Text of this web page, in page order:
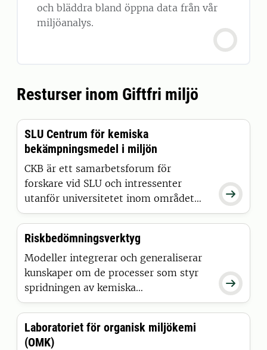
och bläddra bland öppna data från vår
miljöanalys.
Resturser inom Giftfri miljö

SLU Centrum för kemiska
bekämpningsmedel i miljön
CKB är ett samarbetsforum för
forskare vid SLU och intressenter
utanför universitetet inom området
kemiska bekämpningsmedel.
spridning och effekter i miljön av
växtskyddsmedel som används inom
jordbruket.

Riskbedömningsverktyg
Modeller integrerar och generaliserar
kunskaper om de processer som styr
spridningen av kemiska
bekämpningsmedel i miljön och är
verktyg i det pågående arbetet med att
minska miljö- och hälsoriskerna
Laboratoriet för organisk miljökemi
(OMK)